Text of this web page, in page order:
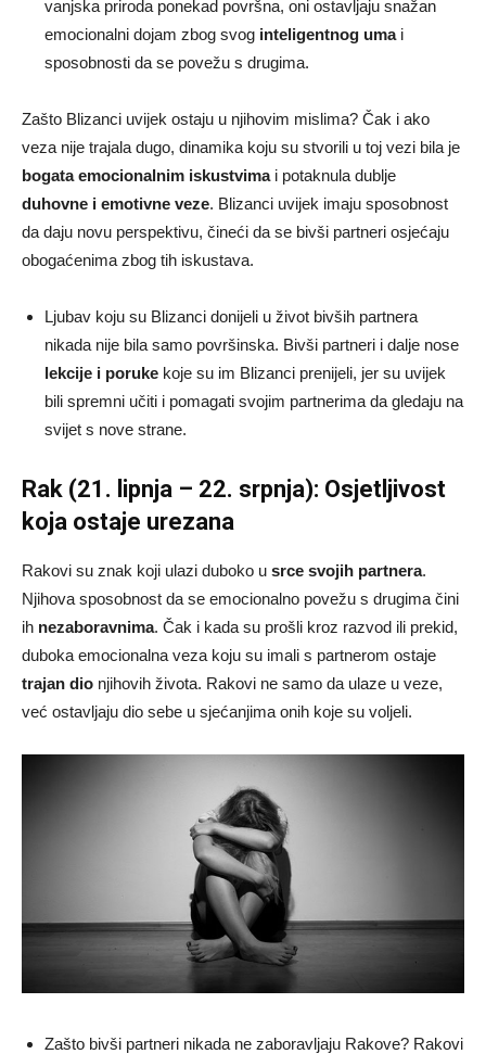
vanjska priroda ponekad površna, oni ostavljaju snažan
emocionalni dojam zbog svog inteligentnog umai
sposobnosti da se povežu s drugima.
Zašto Blizanci uvijek ostaju u njihovim mislima? Čak i ako
veza nije trajala dugo, dinamika koju su stvorili u toj vezi bila je
bogata emocionalnim iskustvimai potaknula dublje
duhovne i emotivne veze. Blizanci uvijek imaju sposobnost
da daju novu perspektivu, čineći da se bivši partneri osjećaju
obogaćenima zbog tih iskustava.
Ljubav koju su Blizanci donijeli u život bivših partnera
nikada nije bila samo površinska. Bivši partneri i dalje nose
lekcije i poruke koje su im Blizanci prenijeli, jer su uvijek
bili spremni učiti i pomagati svojim partnerima da gledaju na
svijet s nove strane.
Rak (21. lipnja – 22. srpnja): Osjetljivost
koja ostaje urezana
Rakovi su znak koji ulazi duboko u srce svojih partnera.
Njihova sposobnost da se emocionalno povežu s drugima čini
ih nezaboravnima. Čak i kada su prošli kroz razvod ili prekid,
duboka emocionalna veza koju su imali s partnerom ostaje
trajan dio njihovih života. Rakovi ne samo da ulaze u veze,
već ostavljaju dio sebe u sjećanjima onih koje su voljeli.
Zašto bivši partneri nikada ne zaboravljaju Rakove? Rakovi